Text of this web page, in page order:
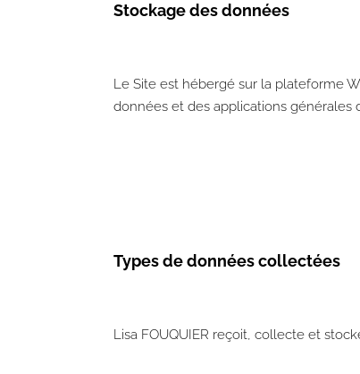
Stockage des données
Le Site est hébergé sur la plateforme
données et des applications générales
Types de données collectées
Lisa FOUQUIER reçoit, collecte et